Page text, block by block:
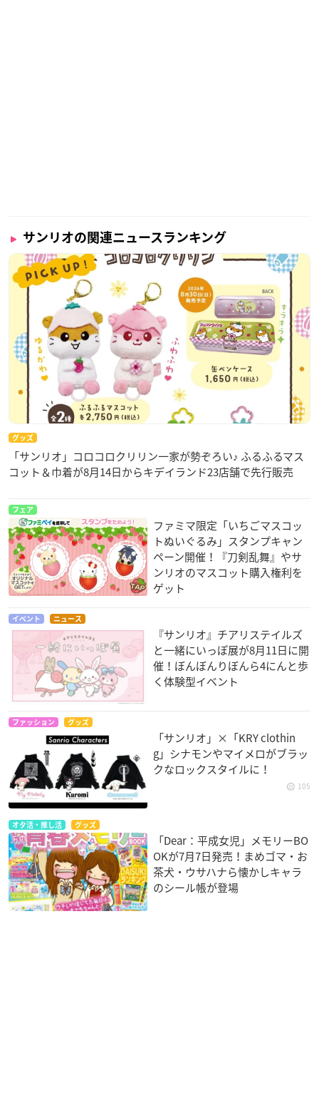
サンリオの関連ニュースランキング
グッズ
「サンリオ」コロコロクリリン一家が勢ぞろい♪ ふるふるマス
コット＆巾着が8月14日からキデイランド23店舗で先行販売
フェア
ファミマ限定「いちごマスコッ
トぬいぐるみ」スタンプキャン
ペーン開催！『刀剣乱舞』やサ
ンリオのマスコット購入権利を
ゲット
イベント ニュース
『サンリオ』チアリステイルズ
と一緒にいっぽ展が8月11日に開
催！ぼんぼんりぼんら4にんと歩
く体験型イベント
ファッション グッズ
「サンリオ」×「KRY clothin
g」シナモンやマイメロがブラッ
クなロックスタイルに！
105
オタ活・推し活 グッズ
「Dear：平成女児」メモリーBO
OKが7月7日発売！まめゴマ・お
茶犬・ウサハナら懐かしキャラ
のシール帳が登場